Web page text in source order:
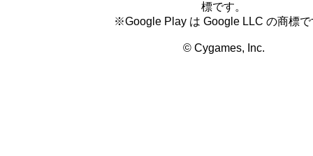
標です。
※Google Play は Google LLC の商標で
© Cygames, Inc.